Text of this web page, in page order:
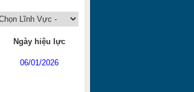
Ngày hiệu lực
06/01/2026